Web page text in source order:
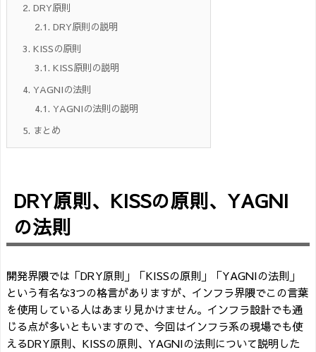
2. DRY原則
2.1. DRY原則の説明
3. KISSの原則
3.1. KISS原則の説明
4. YAGNIの法則
4.1. YAGNIの法則の説明
5. まとめ
DRY原則、KISSの原則、YAGNI
の法則
開発界隈では「DRY原則」「KISSの原則」「YAGNIの法則」
という有名な3つの格言がありますが、インフラ界隈でこの言葉
を使用している人はあまり見かけません。インフラ設計でも通
じる点が多いともいますので、今回はインフラ系の現場でも使
えるDRY原則、KISSの原則、YAGNIの法則について説明した